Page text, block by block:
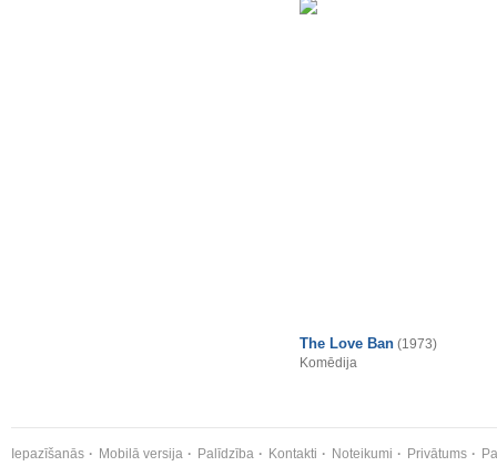
The Love Ban (1973)
Komēdija
Iepazīšanās Mobilā versija Palīdzība Kontakti Noteikumi Privātums